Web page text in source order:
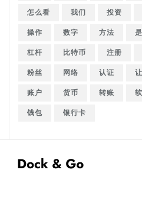
怎么看
我们 投资
操作
数字 方法
杠杆
比特币 注册
粉丝
网络 认证
账户
货币 转账
钱包
银行卡